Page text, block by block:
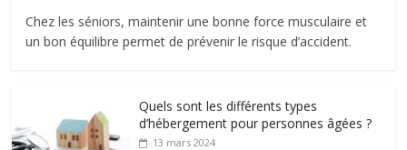
Chez les séniors, maintenir une bonne force musculaire et
un bon équilibre permet de prévenir le risque d’accident.
Quels sont les différents types
d’hébergement pour personnes âgées ?
13 mars 2024